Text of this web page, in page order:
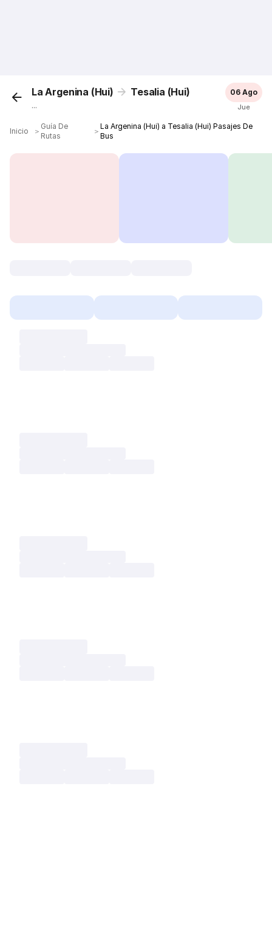
La Argenina (Hui) Tesalia (Hui)
...
06 Ago
Jue
Inicio ＞
Guía De
Rutas
＞
La Argenina (Hui) a Tesalia (Hui) Pasajes De
Bus